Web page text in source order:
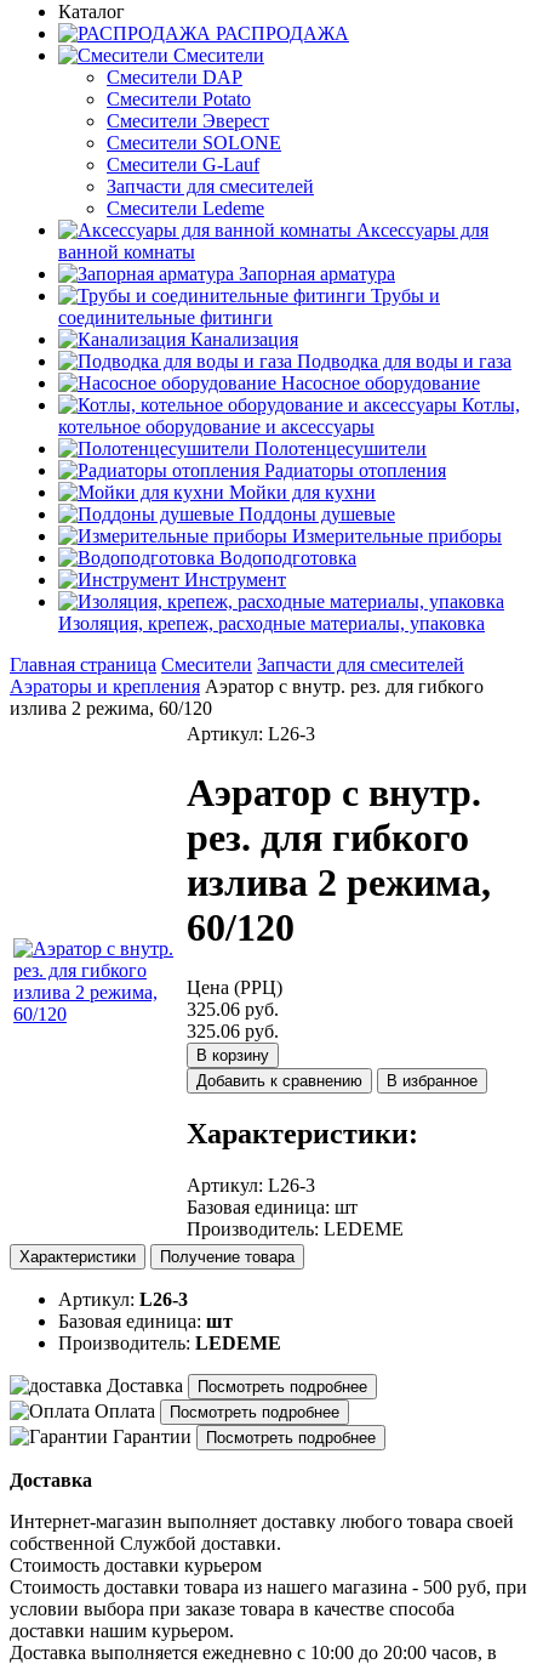
Каталог
РАСПРОДАЖА
Смесители
Смесители DAP
Смесители Potato
Смесители Эверест
Смесители SOLONE
Смесители G-Lauf
Запчасти для смесителей
Смесители Ledeme
Аксессуары для
ванной комнаты
Запорная арматура
Трубы и
соединительные фитинги
Канализация
Подводка для воды и газа
Насосное оборудование
Котлы,
котельное оборудование и аксессуары
Полотенцесушители
Радиаторы отопления
Мойки для кухни
Поддоны душевые
Измерительные приборы
Водоподготовка
Инструмент
Изоляция, крепеж, расходные материалы, упаковка
Главная страница Смесители Запчасти для смесителей
Аэраторы и крепления Аэратор с внутр. рез. для гибкого
излива 2 режима, 60/120
Артикул: L26-3
Аэратор с внутр.
рез. для гибкого
излива 2 режима,
60/120
Цена (РРЦ)
325.06 руб.
325.06 руб.
В корзину
Добавить к сравнению
В избранное
Характеристики:
Артикул: L26-3
Базовая единица: шт
Производитель: LEDEME
Характеристики Получение товара
Артикул: L26-3
Базовая единица: шт
Производитель: LEDEME
Доставка Посмотреть подробнее
Оплата Посмотреть подробнее
Гарантии Посмотреть подробнее
Доставка
Интернет-магазин выполняет доставку любого товара своей
собственной Службой доставки.
Стоимость доставки курьером
Стоимость доставки товара из нашего магазина - 500 руб, при
условии выбора при заказе товара в качестве способа
доставки нашим курьером.
Доставка выполняется ежедневно с 10:00 до 20:00 часов, в